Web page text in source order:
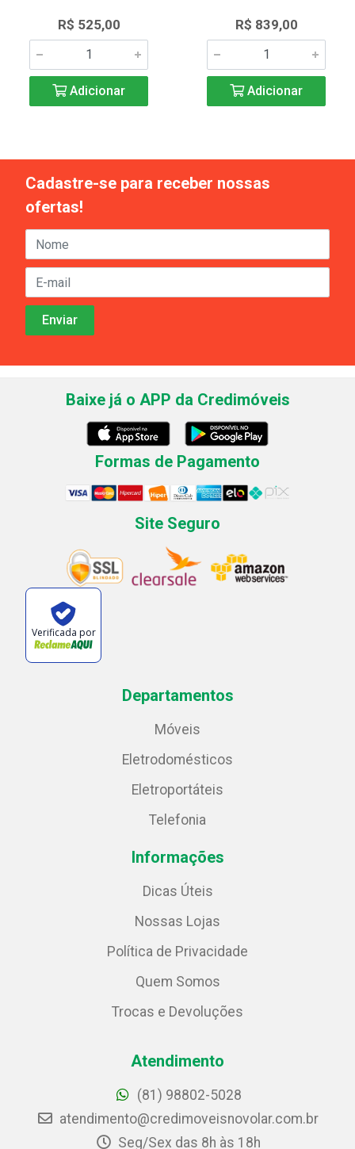
R$ 525,00
Adicionar
R$ 839,00
Adicionar
Cadastre-se para receber nossas
ofertas!
Baixe já o APP da Credimóveis
Formas de Pagamento
Site Seguro
Verificada por
Departamentos
Móveis
Eletrodomésticos
Eletroportáteis
Telefonia
Informações
Dicas Úteis
Nossas Lojas
Política de Privacidade
Quem Somos
Trocas e Devoluções
Atendimento
(81) 98802-5028
atendimento@credimoveisnovolar.com.br
Seg/Sex das 8h às 18h